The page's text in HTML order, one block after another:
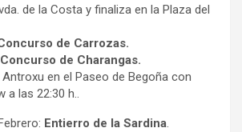
de la Costa y finaliza en la Plaza del
de Carrozas.
de Charangas.
en el Paseo de Begoña con
a las 22:30 h..
Entierro de la Sardina.